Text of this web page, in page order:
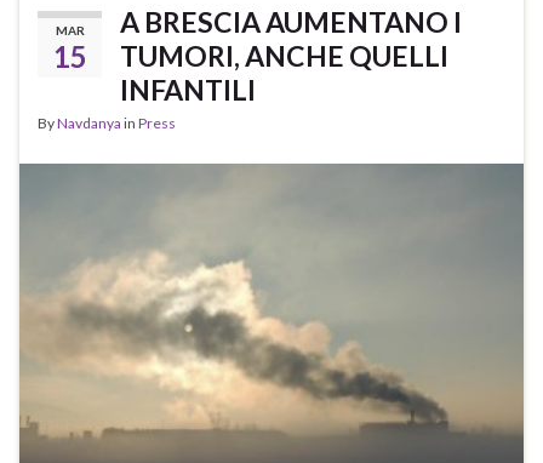
MAR
15
A BRESCIA AUMENTANO I
TUMORI, ANCHE QUELLI
INFANTILI
ByNavdanya in Press